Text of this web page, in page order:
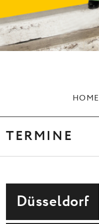
HOME
TERMINE
Düsseldorf